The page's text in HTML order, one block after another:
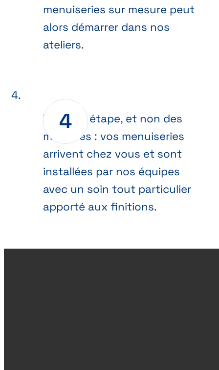
menuiseries sur mesure peut
alors démarrer dans nos
ateliers.
Dernière étape, et non des
moindres : vos menuiseries
arrivent chez vous et sont
installées par nos équipes
avec un soin tout particulier
apporté aux finitions.